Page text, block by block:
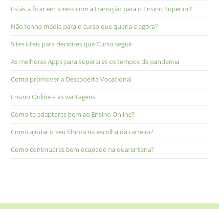
Estás a ficar em stress com a transição para o Ensino Superior?
Não tenho média para o curso que queria e agora?
Sites úteis para decidires que Curso seguir
As melhores Apps para superares os tempos de pandemia
Como promover a Descoberta Vocacional
Ensino Online – as vantagens
Como te adaptares bem ao Ensino Online?
Como ajudar o seu filho/a na escolha da carreira?
Como continuares bem ocupado na quarentena?